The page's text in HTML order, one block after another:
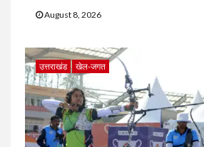
August 8, 2026
उत्तराखंड खेल-जगत